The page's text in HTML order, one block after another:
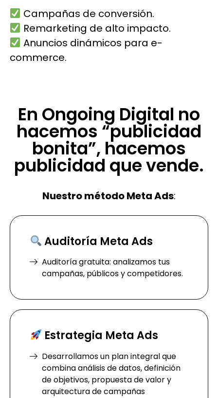
Campañas de conversión.
Remarketing de alto impacto.
Anuncios dinámicos para e-
commerce.
En Ongoing Digital no
hacemos “publicidad
bonita”, hacemos
publicidad que vende.
Nuestro método Meta Ads:
Auditoría Meta Ads
Auditoría gratuita: analizamos tus
campañas, públicos y competidores.
Estrategia Meta Ads
Desarrollamos un plan integral que
combina análisis de datos, definición
de objetivos, propuesta de valor y
arquitectura de campañas